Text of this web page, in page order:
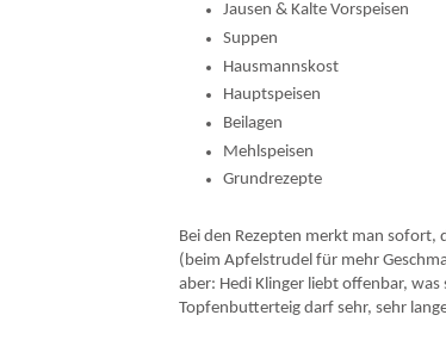
Jausen & Kalte Vorspeisen
Suppen
Hausmannskost
Hauptspeisen
Beilagen
Mehlspeisen
Grundrezepte
Bei den Rezepten merkt man sofort,
(beim Apfelstrudel für mehr
aber: Hedi Klinger liebt offenbar,
Topfenbutterteig darf sehr, sehr